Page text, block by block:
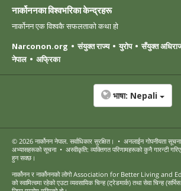
नार्कोननका विश्वभरिका केन्द्रहरू
नार्कोनन एक विश्वकै सफलताको कथा हो
Narconon.org
संयुक्त राज्य युरोप सँयुक्त
नेपाल
अफ्रिका
भाषा: Nepali
© 2026 नार्कोनन नेपाल. सर्वाधिकार सुरक्षित। • अनलाईन गोपनीयता सूचना
अभ्यासहरूको सूचना• अस्वीकृति: व्यक्तिगत परिणामहरूको कुनै गारन्टी
हुन सक्छ।
नार्कोनन र नार्कोननको लोगो Association for Better Living
को स्वामित्वमा रहेको एउटा व्यवसायिक चिन्ह (ट्रेडमार्क) तथा सेवा चिन्ह